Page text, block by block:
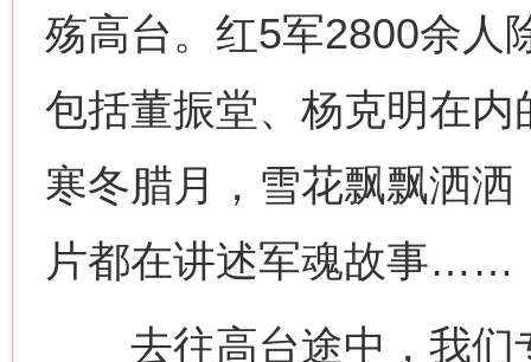
殇高台。红5军2800余人
包括董振堂、杨克明在
寒冬腊月，雪花飘飘洒
片都在讲述军魂故事……
去往高台途中，我们